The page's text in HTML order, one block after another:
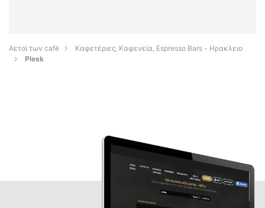
Αετοί των café
Καφετέριες, Καφενεία, Espresso Bars - Ηρακλειο
Plesk